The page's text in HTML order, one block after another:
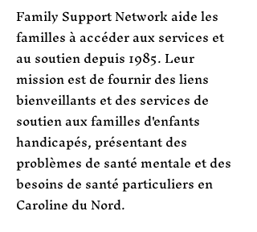
Family Support Network aide les
familles à accéder aux services et
au soutien depuis 1985. Leur
mission est de fournir des liens
bienveillants et des services de
soutien aux familles d'enfants
handicapés, présentant des
problèmes de santé mentale et des
besoins de santé particuliers en
Caroline du Nord.